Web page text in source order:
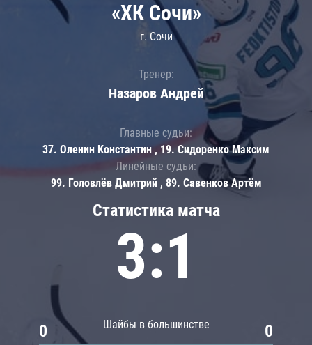
Статистика матча
3:1
Шайбы в большинстве
0 0
«ХК Сочи»
г. Сочи
Тренер:
Назаров Андрей
Главные судьи:
37. Оленин Константин , 19. Сидоренко Максим
Линейные судьи:
99. Головлёв Дмитрий , 89. Савенков Артём